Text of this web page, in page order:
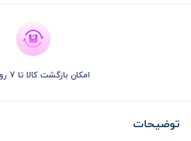
امکان بازگشت کالا تا 7 روز کاری
توضیحات